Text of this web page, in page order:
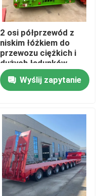
odpadów
2 osi półprzewód z
niskim łóżkiem do
przewozu ciężkich i
dużych ładunków
Wyślij zapytanie